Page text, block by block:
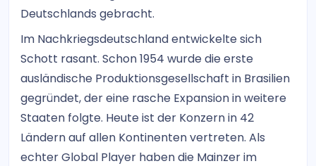
Deutschlands gebracht.
Im Nachkriegsdeutschland entwickelte sich
Schott rasant. Schon 1954 wurde die erste
ausländische Produktionsgesellschaft in Brasilien
gegründet, der eine rasche Expansion in weitere
Staaten folgte. Heute ist der Konzern in 42
Ländern auf allen Kontinenten vertreten. Als
echter Global Player haben die Mainzer im